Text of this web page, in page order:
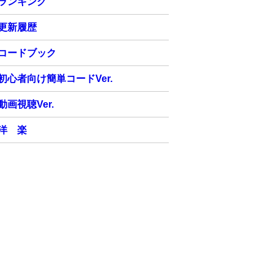
新履歴
ードブック
心者向け簡単コードVer.
画視聴Ver.
楽